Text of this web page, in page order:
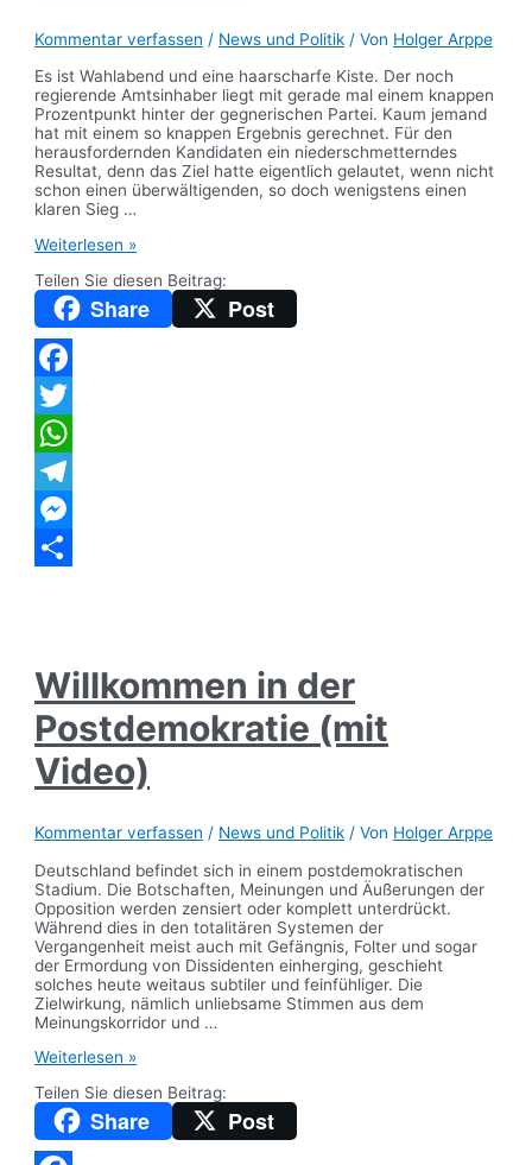
Kommentar verfassen / News und Politik / Von Holger Arppe
Es ist Wahlabend und eine haarscharfe Kiste. Der noch
regierende Amtsinhaber liegt mit gerade mal einem knappen
Prozentpunkt hinter der gegnerischen Partei. Kaum jemand
hat mit einem so knappen Ergebnis gerechnet. Für den
herausfordernden Kandidaten ein niederschmetterndes
Resultat, denn das Ziel hatte eigentlich gelautet, wenn nicht
schon einen überwältigenden, so doch wenigstens einen
klaren Sieg …
Trump,
und
die
freiheitliche
Opposition
in
Deutschland
Weiterlesen »
Teilen Sie diesen Beitrag:
Share Post
Facebook
Twitter
WhatsApp
Telegram
Messenger
Willkommen in der
Postdemokratie (mit
Video)
Kommentar verfassen / News und Politik / Von Holger Arppe
Deutschland befindet sich in einem postdemokratischen
Stadium. Die Botschaften, Meinungen und Äußerungen der
Opposition werden zensiert oder komplett unterdrückt.
Während dies in den totalitären Systemen der
Vergangenheit meist auch mit Gefängnis, Folter und sogar
der Ermordung von Dissidenten einherging, geschieht
solches heute weitaus subtiler und feinfühliger. Die
Zielwirkung, nämlich unliebsame Stimmen aus dem
Meinungskorridor und …
Willkommen
der
Postdemokratie
(mit
Video)
Weiterlesen »
Teilen Sie diesen Beitrag:
Share Post